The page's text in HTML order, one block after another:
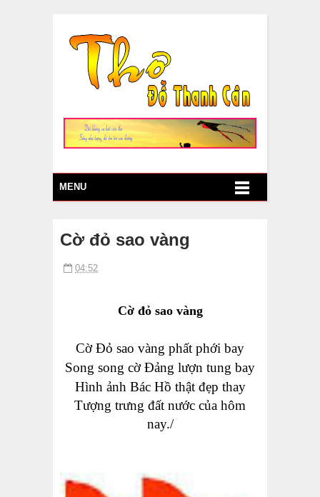
MENU
Cờ đỏ sao vàng
04:52
Cờ đỏ sao vàng
Cờ Đỏ sao vàng phất phới bay
Song song cờ Đảng lượn tung bay
Hình ảnh Bác Hồ thật đẹp thay
Tượng trưng đất nước của hôm
nay./